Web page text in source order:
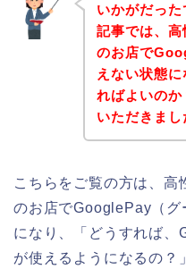
いかがだっ
記事では、
のお店で
えない状態
ればよいの
いただきまし
こちらをご覧の方は、高
のお店でGooglePay（グ
になり、「どうすれば、
が使えるようになるの？